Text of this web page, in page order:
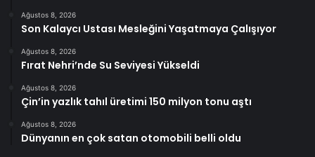
Ağustos 8, 2026
Son Kalaycı Ustası Mesleğini Yaşatmaya Çalışıyor
Ağustos 8, 2026
Fırat Nehri’nde Su Seviyesi Yükseldi
Ağustos 8, 2026
Çin’in yazlık tahıl üretimi 150 milyon tonu aştı
Ağustos 8, 2026
Dünyanın en çok satan otomobili belli oldu